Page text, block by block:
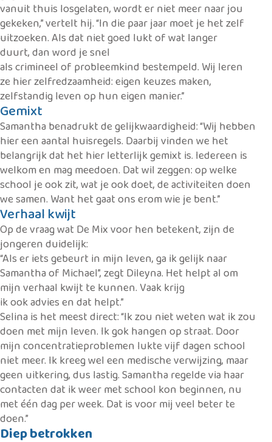
vanuit thuis losgelaten, wordt er niet meer naar jou
gekeken,” vertelt hij. “In die paar jaar moet je het zelf
uitzoeken. Als dat niet goed lukt of wat langer
duurt, dan word je snel
als crimineel of probleemkind bestempeld. Wij leren
ze hier zelfredzaamheid: eigen keuzes maken,
zelfstandig leven op hun eigen manier.”
Gemixt
Samantha benadrukt de gelijkwaardigheid: “Wij hebben
hier een aantal huisregels. Daarbij vinden we het
belangrijk dat het hier letterlijk gemixt is. Iedereen is
welkom en mag meedoen. Dat wil zeggen: op welke
school je ook zit, wat je ook doet, de activiteiten doen
we samen. Want het gaat ons erom wie je bent.”
Verhaal kwijt
Op de vraag wat De Mix voor hen betekent, zijn de
jongeren duidelijk:
“Als er iets gebeurt in mijn leven, ga ik gelijk naar
Samantha of Michael”, zegt Dileyna. Het helpt al om
mijn verhaal kwijt te kunnen. Vaak krijg
ik ook advies en dat helpt.”
Selina is het meest direct: “Ik zou niet weten wat ik zou
doen met mijn leven. Ik gok hangen op straat. Door
mijn concentratieproblemen lukte vijf dagen school
niet meer. Ik kreeg wel een medische verwijzing, maar
geen uitkering, dus lastig. Samantha regelde via haar
contacten dat ik weer met school kon beginnen, nu
met één dag per week. Dat is voor mij veel beter te
doen.”
Diep betrokken